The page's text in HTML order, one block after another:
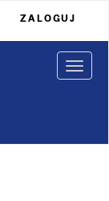
ZALOGUJ